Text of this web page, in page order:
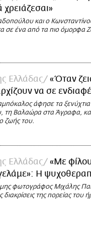
και ο
σε ένα από τα πιο όμορφα
Ελλάδας
«Όταν
να σε
άφησε τα
τη Βαλαώρα στα Άγραφα,
ζωής του.
Ελλάδας
«Με
Η
φωτογράφος Μιχάλης
διακρίσεις της πορείας